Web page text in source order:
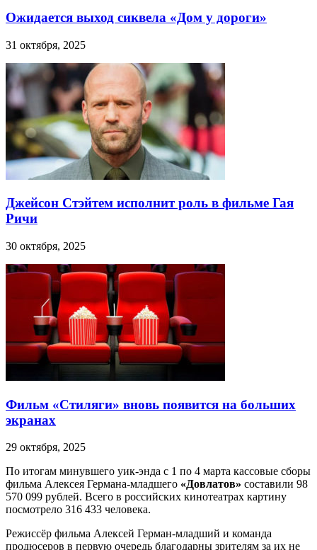
Ожидается выход сиквела «Дом у дороги»
31 октября, 2025
Джейсон Стэйтем исполнит роль в фильме Гая
Ричи
30 октября, 2025
Фильм «Стиляги» вновь появится на больших
экранах
29 октября, 2025
По итогам минувшего уик-энда с 1 по 4 марта кассовые сборы
фильма Алексея Германа-младшего «Довлатов» составили 98
570 099 рублей. Всего в российских кинотеатрах картину
посмотрело 316 433 человека.
Режиссёр фильма Алексей Герман-младший и команда
продюсеров в первую очередь благодарны зрителям за их не